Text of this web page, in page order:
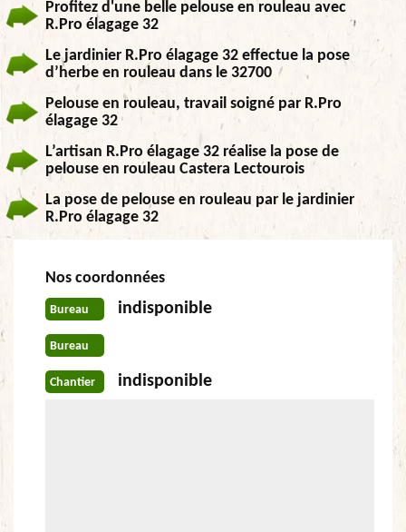
Profitez d'une belle pelouse en rouleau avec
R.Pro élagage 32
Le jardinier R.Pro élagage 32 effectue la pose
d’herbe en rouleau dans le 32700
Pelouse en rouleau, travail soigné par R.Pro
élagage 32
L’artisan R.Pro élagage 32 réalise la pose de
pelouse en rouleau Castera Lectourois
La pose de pelouse en rouleau par le jardinier
R.Pro élagage 32
Nos coordonnées
Bureau indisponible
Bureau
Chantier indisponible